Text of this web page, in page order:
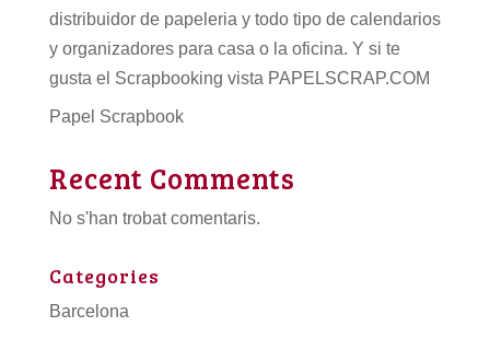
distribuidor de papeleria y todo tipo de calendarios
y organizadores para casa o la oficina. Y si te
gusta el Scrapbooking vista PAPELSCRAP.COM
Papel Scrapbook
Recent Comments
No s'han trobat comentaris.
Categories
Barcelona